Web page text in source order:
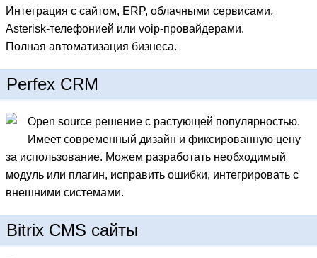
Интеграция с сайтом, ERP, облачными сервисами,
Asterisk-телефонией или voip-провайдерами.
Полная автоматизация бизнеса.
Perfex CRM
Open source решение с растующей популярностью.
Имеет современный дизайн и фиксированную цену
за использование. Можем разработать необходимый
модуль или плагин, исправить ошибки, интегрировать с
внешними системами.
Bitrix CMS сайты